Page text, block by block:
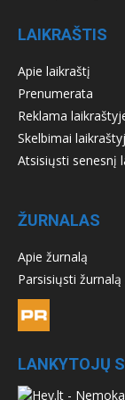
LAIKRAŠTIS
Apie laikraštį
Prenumerata
Reklama
Skelbimai
Atsisiųsti senesnį
ŽURNALAS
Apie žurnalą
Parsisiųsti
LANKYTOJŲ